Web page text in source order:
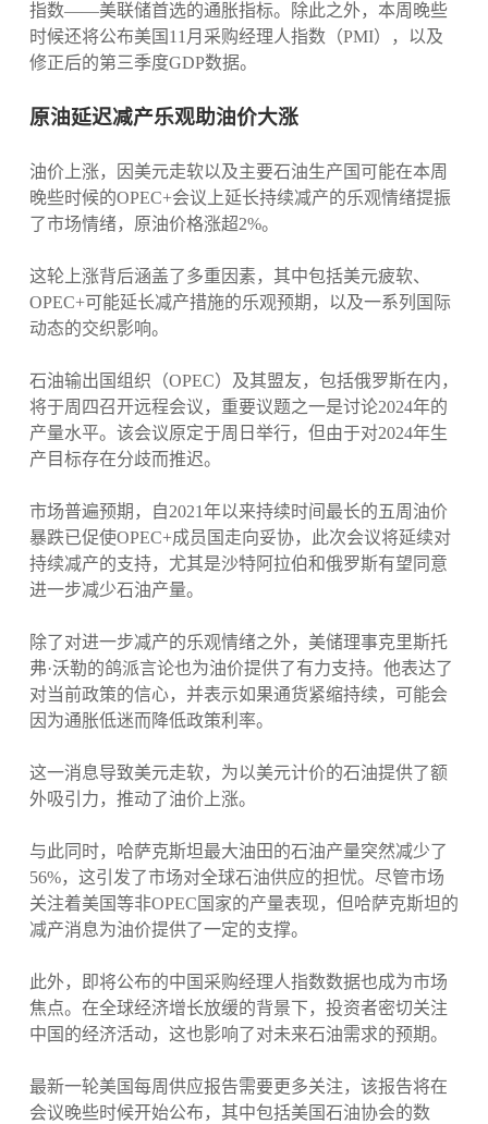
指数——美联储首选的通胀指标。除此之外，本周晚些
时候还将公布美国11月采购经理人指数（PMI），以及
修正后的第三季度GDP数据。
原油延迟减产乐观助油价大涨
油价上涨，因美元走软以及主要石油生产国可能在本周
晚些时候的OPEC+会议上延长持续减产的乐观情绪提振
了市场情绪，原油价格涨超2%。
这轮上涨背后涵盖了多重因素，其中包括美元疲软、
OPEC+可能延长减产措施的乐观预期，以及一系列国际
动态的交织影响。
石油输出国组织（OPEC）及其盟友，包括俄罗斯在内，
将于周四召开远程会议，重要议题之一是讨论2024年的
产量水平。该会议原定于周日举行，但由于对2024年生
产目标存在分歧而推迟。
市场普遍预期，自2021年以来持续时间最长的五周油价
暴跌已促使OPEC+成员国走向妥协，此次会议将延续对
持续减产的支持，尤其是沙特阿拉伯和俄罗斯有望同意
进一步减少石油产量。
除了对进一步减产的乐观情绪之外，美储理事克里斯托
弗·沃勒的鸽派言论也为油价提供了有力支持。他表达了
对当前政策的信心，并表示如果通货紧缩持续，可能会
因为通胀低迷而降低政策利率。
这一消息导致美元走软，为以美元计价的石油提供了额
外吸引力，推动了油价上涨。
与此同时，哈萨克斯坦最大油田的石油产量突然减少了
56%，这引发了市场对全球石油供应的担忧。尽管市场
关注着美国等非OPEC国家的产量表现，但哈萨克斯坦的
减产消息为油价提供了一定的支撑。
此外，即将公布的中国采购经理人指数数据也成为市场
焦点。在全球经济增长放缓的背景下，投资者密切关注
中国的经济活动，这也影响了对未来石油需求的预期。
最新一轮美国每周供应报告需要更多关注，该报告将在
会议晚些时候开始公布，其中包括美国石油协会的数